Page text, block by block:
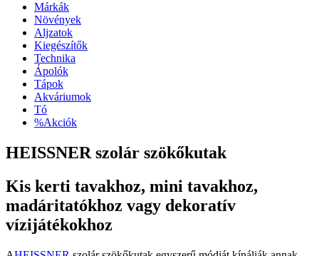
Márkák
Növények
Aljzatok
Kiegészítők
Technika
Ápolók
Tápok
Akváriumok
Tó
%Akciók
HEISSNER szolár szökőkutak
Kis kerti tavakhoz, mini tavakhoz,
madáritatókhoz vagy dekoratív
vízijátékokhoz